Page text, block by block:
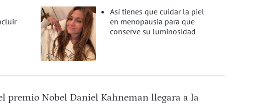
Así tienes que cuidar la piel
en menopausia para que
conserve su luminosidad
premio Nobel Daniel Kahneman llegara a la